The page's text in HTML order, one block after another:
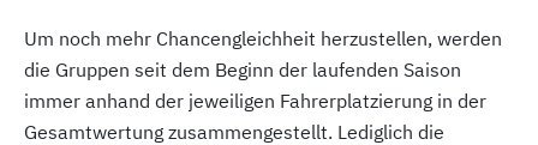
Um noch mehr Chancengleichheit herzustellen, werden
die Gruppen seit dem Beginn der laufenden Saison
immer anhand der jeweiligen Fahrerplatzierung in der
Gesamtwertung zusammengestellt. Lediglich die